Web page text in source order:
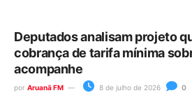
Deputados analisam projeto
cobrança de tarifa mínima
acompanhe
por Aruanã FM 8 de julho de 2026 0